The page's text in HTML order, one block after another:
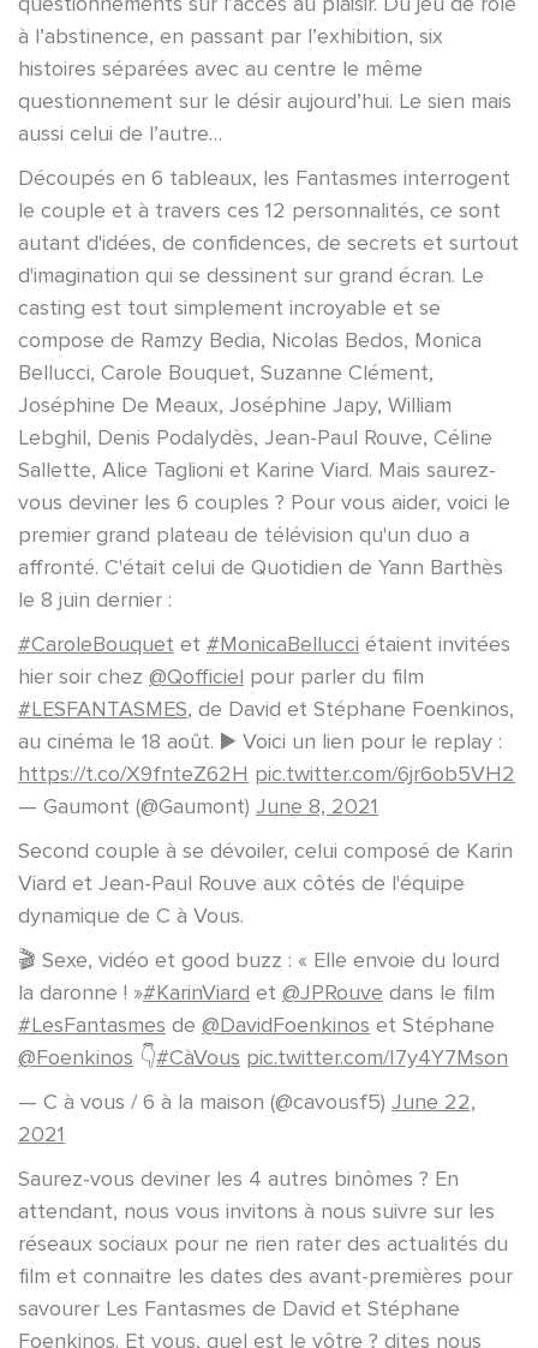
à l’abstinence, en passant par l’exhibition, six
histoires séparées avec au centre le même
questionnement sur le désir aujourd’hui. Le sien mais
aussi celui de l’autre…
Découpés en 6 tableaux, les Fantasmes interrogent
le couple et à travers ces 12 personnalités, ce sont
autant d'idées, de confidences, de secrets et surtout
d'imagination qui se dessinent sur grand écran. Le
casting est tout simplement incroyable et se
compose de Ramzy Bedia, Nicolas Bedos, Monica
Bellucci, Carole Bouquet, Suzanne Clément,
Joséphine De Meaux, Joséphine Japy, William
Lebghil, Denis Podalydès, Jean-Paul Rouve, Céline
Sallette, Alice Taglioni et Karine Viard. Mais saurez-
vous deviner les 6 couples ? Pour vous aider, voici le
premier grand plateau de télévision qu'un duo a
affronté. C'était celui de Quotidien de Yann Barthès
le 8 juin dernier :
#CaroleBouquet et #MonicaBellucci étaient invitées
hier soir chez @Qofficiel pour parler du film
#LESFANTASMES, de David et Stéphane Foenkinos,
au cinéma le 18 août. ▶️ Voici un lien pour le replay :
https://t.co/X9fnteZ62H pic.twitter.com/6jr6ob5VH2
— Gaumont (@Gaumont) June 8, 2021
Second couple à se dévoiler, celui composé de Karin
Viard et Jean-Paul Rouve aux côtés de l'équipe
dynamique de C à Vous.
🎬 Sexe, vidéo et good buzz : « Elle envoie du lourd
la daronne ! »#KarinViard et @JPRouve dans le film
#LesFantasmes de @DavidFoenkinos et Stéphane
@Foenkinos 👇#CàVous pic.twitter.com/I7y4Y7Mson
— C à vous / 6 à la maison (@cavousf5) June 22,
2021
Saurez-vous deviner les 4 autres binômes ? En
attendant, nous vous invitons à nous suivre sur les
réseaux sociaux pour ne rien rater des actualités du
film et connaitre les dates des avant-premières pour
savourer Les Fantasmes de David et Stéphane
Foenkinos. Et vous, quel est le vôtre ? dites nous